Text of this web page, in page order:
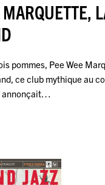
pommes, Pee Wee
ce club mythique au
annonçait…